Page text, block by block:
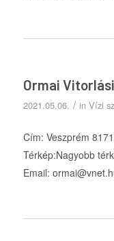
Ormai
2021.05.06. / in Vízi
Cím: Veszprém
Térkép:Nagyobb
Email: